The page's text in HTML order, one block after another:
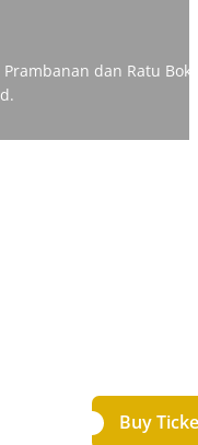
Buy
dan Ratu